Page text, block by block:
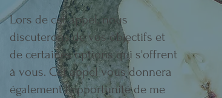
Lors de cet appel, nous
discuterons de vos objectifs et
de certaines options qui s'offrent
à vous. Cet appel vous donnera
également l'opportunité de me